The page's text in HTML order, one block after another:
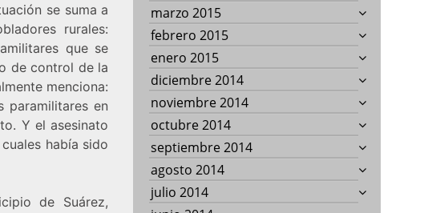
se suma a
rurales:
que se
de control de la
menciona:
paramilitares en
Y el asesinato
había sido
de Suárez,
marzo 2015
febrero 2015
enero 2015
diciembre 2014
noviembre 2014
octubre 2014
septiembre 2014
agosto 2014
julio 2014